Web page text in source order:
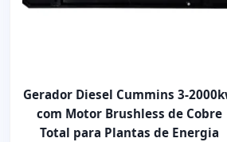
Gerador Diesel Cummins 3-
com Motor Brushless de Cobre
Total para Plantas de Energia